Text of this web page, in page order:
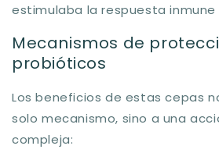
estimulaba la respuesta inmune
Mecanismos de
probióticos
Los beneficios de estas cepas
solo mecanismo, sino a una
compleja: